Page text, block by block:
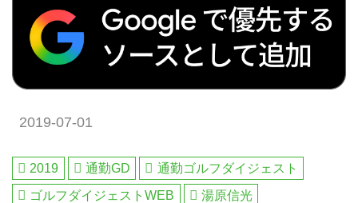
式総合サイト・ゴルフへ行こう
WEB by ゴルフダイジェスト
スウィング練習器具“マモル君”、
発売直後プロアマ問わず一斉を風
靡、一旦勢いは終息したものの、
が使い続けているのか、実態を調
2019-07-01
2019 通勤GD
通勤ゴルフダイジェスト
ゴルフダイジェストWEB
湯原信光